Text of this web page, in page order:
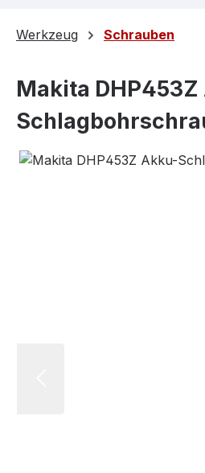
Werkzeug Schrauben
Makita
Bildergalerie überspringen